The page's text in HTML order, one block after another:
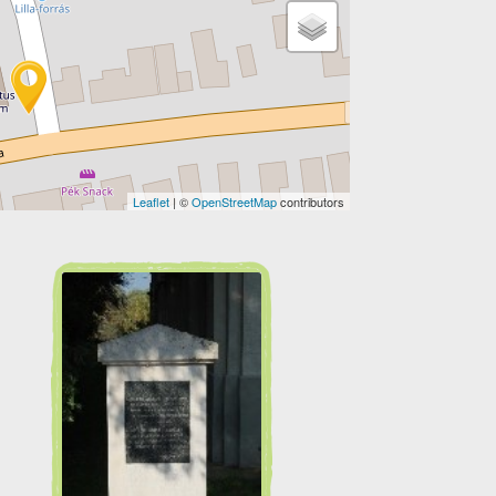
Leaflet | ©OpenStreetMapcontributors